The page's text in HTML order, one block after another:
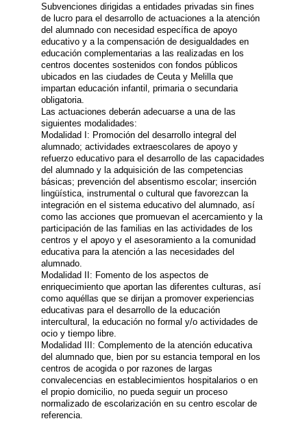
Subvenciones dirigidas a entidades privadas sin fines
de lucro para el desarrollo de actuaciones a la atención
del alumnado con necesidad específica de apoyo
educativo y a la compensación de desigualdades en
educación complementarias a las realizadas en los
centros docentes sostenidos con fondos públicos
ubicados en las ciudades de Ceuta y Melilla que
impartan educación infantil, primaria o secundaria
obligatoria.
Las actuaciones deberán adecuarse a una de las
siguientes modalidades:
Modalidad I: Promoción del desarrollo integral del
alumnado; actividades extraescolares de apoyo y
refuerzo educativo para el desarrollo de las capacidades
del alumnado y la adquisición de las competencias
básicas; prevención del absentismo escolar; inserción
lingüística, instrumental o cultural que favorezcan la
integración en el sistema educativo del alumnado, así
como las acciones que promuevan el acercamiento y la
participación de las familias en las actividades de los
centros y el apoyo y el asesoramiento a la comunidad
educativa para la atención a las necesidades del
alumnado.
Modalidad II: Fomento de los aspectos de
enriquecimiento que aportan las diferentes culturas, así
como aquéllas que se dirijan a promover experiencias
educativas para el desarrollo de la educación
intercultural, la educación no formal y/o actividades de
ocio y tiempo libre.
Modalidad III: Complemento de la atención educativa
del alumnado que, bien por su estancia temporal en los
centros de acogida o por razones de largas
convalecencias en establecimientos hospitalarios o en
el propio domicilio, no pueda seguir un proceso
normalizado de escolarización en su centro escolar de
referencia.